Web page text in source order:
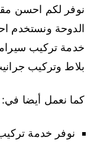
نوفر لكم احسن
الدوحة ونستخدم
خدمة تركيب
بلاط وتركيب
كما نعمل أيضا في:
نوفر خدمة